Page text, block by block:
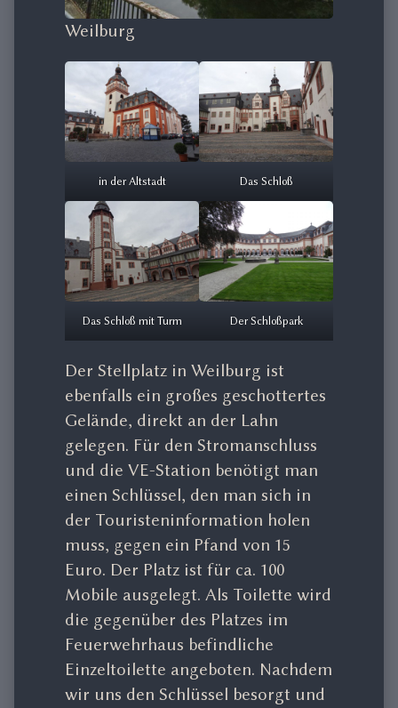
Weilburg
in der Altstadt Das Schloß
Das Schloß mit Turm Der Schloßpark
Der Stellplatz in Weilburg ist
ebenfalls ein großes geschottertes
Gelände, direkt an der Lahn
gelegen. Für den Stromanschluss
und die VE-Station benötigt man
einen Schlüssel, den man sich in
der Touristeninformation holen
muss, gegen ein Pfand von 15
Euro. Der Platz ist für ca. 100
Mobile ausgelegt. Als Toilette wird
die gegenüber des Platzes im
Feuerwehrhaus befindliche
Einzeltoilette angeboten. Nachdem
wir uns den Schlüssel besorgt und